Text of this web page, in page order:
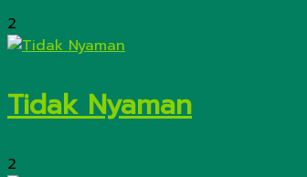
2
Tidak Nyaman
2